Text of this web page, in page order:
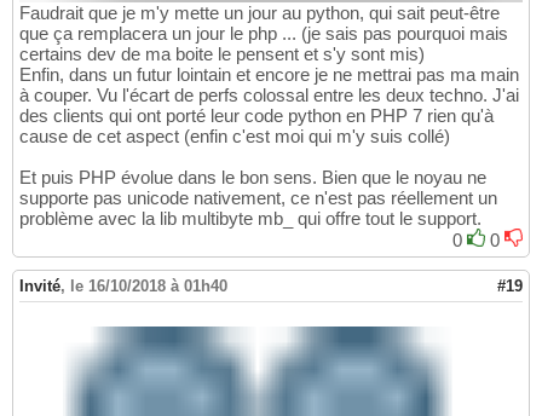
Faudrait que je m'y mette un jour au python, qui sait peut-être
que ça remplacera un jour le php ... (je sais pas pourquoi mais
certains dev de ma boite le pensent et s'y sont mis)
Enfin, dans un futur lointain et encore je ne mettrai pas ma main
à couper. Vu l'écart de perfs colossal entre les deux techno. J'ai
des clients qui ont porté leur code python en PHP 7 rien qu'à
cause de cet aspect (enfin c'est moi qui m'y suis collé)
Et puis PHP évolue dans le bon sens. Bien que le noyau ne
supporte pas unicode nativement, ce n'est pas réellement un
problème avec la lib multibyte mb_ qui offre tout le support.
0
0
Invité, le 16/10/2018 à 01h40 #19